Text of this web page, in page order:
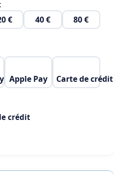
€ 40 € 80 €
Apple Pay Carte de crédit
crédit